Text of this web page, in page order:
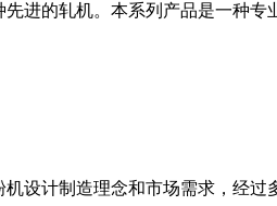
进的轧机。本系列产品是一种专
设计制造理念和市场需求，经过